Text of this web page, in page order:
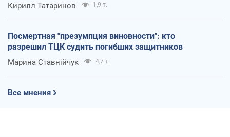
Кирилл Татаринов 1,9 т.
Посмертная "презумпция виновности": кто
разрешил ТЦК судить погибших защитников
Марина Ставнійчук 4,7 т.
Все мнения